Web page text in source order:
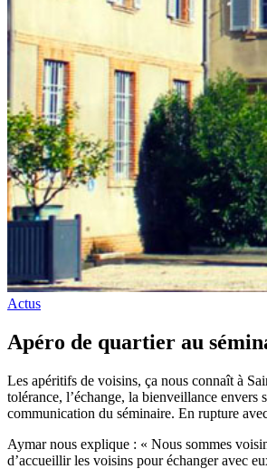
Actus
Apéro de quartier au
Les apéritifs de voisins, ça nous connaît à
tolérance, l’échange, la bienveillance
communication du séminaire. En rupture
Aymar nous explique : « Nous sommes
d’accueillir les voisins pour échanger avec